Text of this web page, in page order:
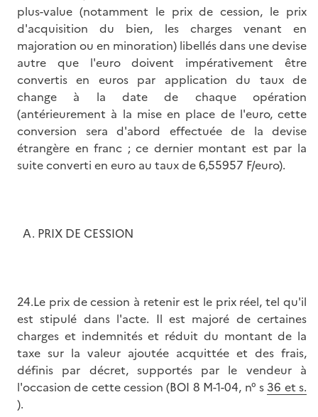
plus-value (notamment le prix de cession, le prix
d'acquisition du bien, les charges venant en
majoration ou en minoration) libellés dans une devise
autre que l'euro doivent impérativement être
convertis en euros par application du taux de
change à la date de chaque opération
(antérieurement à la mise en place de l'euro, cette
conversion sera d'abord effectuée de la devise
étrangère en franc ; ce dernier montant est par la
suite converti en euro au taux de 6,55957 F/euro).
A. PRIX DE CESSION
24.Le prix de cession à retenir est le prix réel, tel qu'il
est stipulé dans l'acte. Il est majoré de certaines
charges et indemnités et réduit du montant de la
taxe sur la valeur ajoutée acquittée et des frais,
définis par décret, supportés par le vendeur à
l'occasion de cette cession (BOI 8 M-1-04, n° s 36 et s.
).